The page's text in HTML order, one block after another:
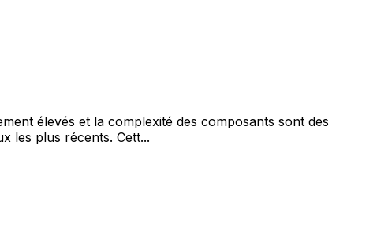
élevés et la complexité des composants sont des
les plus récents. Cett...